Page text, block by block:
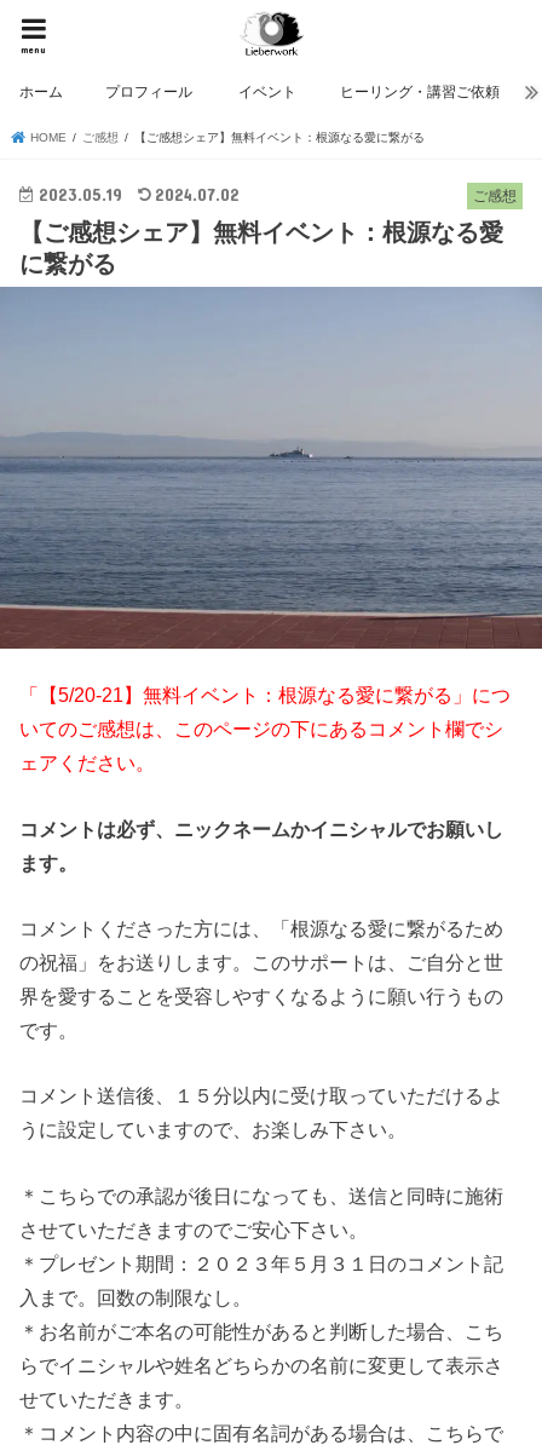
menu
ホーム プロフィール イベント ヒーリング・講習ご依頼
HOME ご感想 【ご感想シェア】無料イベント：根源なる愛に繋がる
ご感想
2023.05.19 2024.07.02
【ご感想シェア】無料イベント：根源なる愛
に繋がる
「【5/20-21】無料イベント：根源なる愛に繋がる」につ
いてのご感想は、このページの下にあるコメント欄でシ
ェアください。
コメントは必ず、ニックネームかイニシャルでお願いし
ます。
コメントくださった方には、「根源なる愛に繋がるため
の祝福」をお送りします。このサポートは、ご自分と世
界を愛することを受容しやすくなるように願い行うもの
です。
コメント送信後、１５分以内に受け取っていただけるよ
うに設定していますので、お楽しみ下さい。
＊こちらでの承認が後日になっても、送信と同時に施術
させていただきますのでご安心下さい。
＊プレゼント期間：２０２３年５月３１日のコメント記
入まで。回数の制限なし。
＊お名前がご本名の可能性があると判断した場合、こち
らでイニシャルや姓名どちらかの名前に変更して表示さ
せていただきます。
＊コメント内容の中に固有名詞がある場合は、こちらで